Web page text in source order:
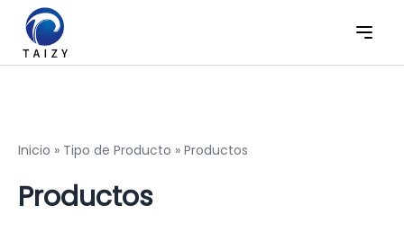
Inicio » Tipo de Producto » Productos
Productos